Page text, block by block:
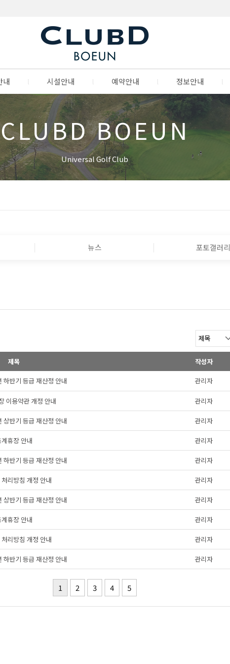
내 시설안내 예약안내 정보안내
CLUBD BOEUN
Universal Golf Club
뉴스 포토갤러리
제목 작성자
하반기 등급 재산정 안내 관리자
이용약관 개정 안내 관리자
상반기 등급 재산정 안내 관리자
휴장 안내 관리자
하반기 등급 재산정 안내 관리자
리방침 개정 안내 관리자
상반기 등급 재산정 안내 관리자
휴장 안내 관리자
리방침 개정 안내 관리자
하반기 등급 재산정 안내 관리자
1 2 3 4 5